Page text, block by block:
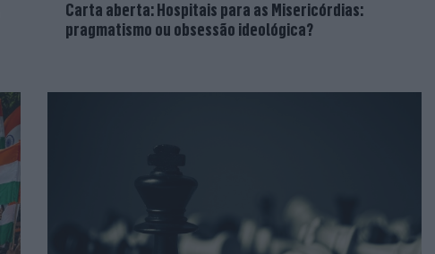
Carta aberta: Hospitais para as Misericórdias:
pragmatismo ou obsessão ideológica?